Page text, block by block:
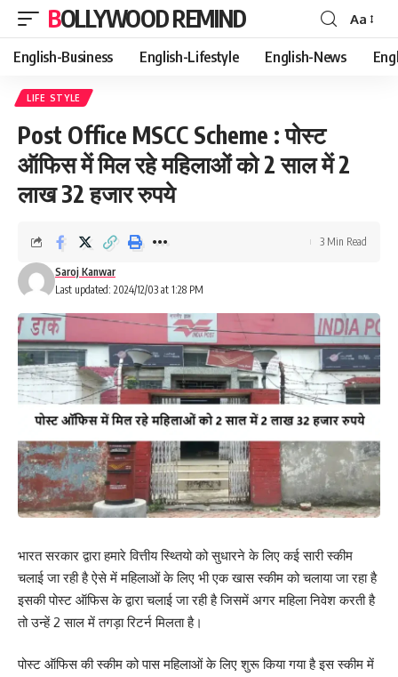
BOLLYWOOD REMIND
Font
Resizer
Aa
English-Business English-Lifestyle English-News
LIFE STYLE
Post Office MSCC Scheme : पोस्ट
ऑफिस में मिल रहे महिलाओं को 2 साल में 2
लाख 32 हजार रुपये
Last updated: 2024/12/03 at 1:28 PM
Saroj Kanwar
3 Min Read
भारत सरकार द्वारा हमारे वित्तीय स्थ्तियो को सुधारने के लिए कई सारी स्कीम
चलाई जा रही है ऐसे में महिलाओं के लिए भी एक खास स्कीम को चलाया जा रहा है
इसकी पोस्ट ऑफिस के द्वारा चलाई जा रही है जिसमें अगर महिला निवेश करती है
तो उन्हें 2 साल में तगड़ा रिटर्न मिलता है।
पोस्ट ऑफिस की स्कीम को पास महिलाओं के लिए शुरू किया गया है इस स्कीम में